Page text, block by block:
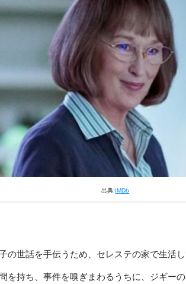
出典:IMDb
の世話を手伝うため、セレステの家で生活し
を持ち、事件を嗅ぎまわるうちに、ジギーの